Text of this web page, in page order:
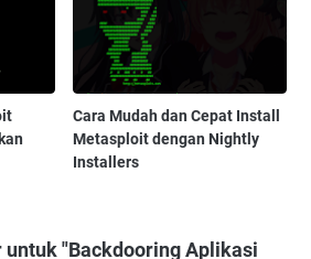
Cara Mudah dan Cepat Install
Metasploit dengan Nightly
Installers
untuk "Backdooring Aplikasi